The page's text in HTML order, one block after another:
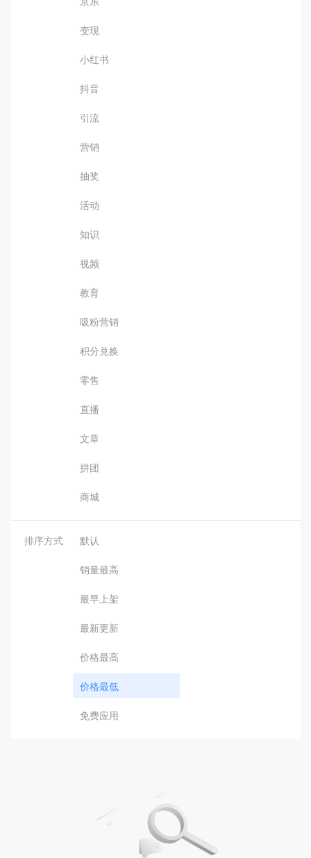
变现
小红书
抖音
引流
营销
抽奖
活动
知识
视频
教育
吸粉营销
积分兑换
零售
直播
文章
拼团
商城
排序方式 默认
销量最高
最早上架
最新更新
价格最高
价格最低
免费应用